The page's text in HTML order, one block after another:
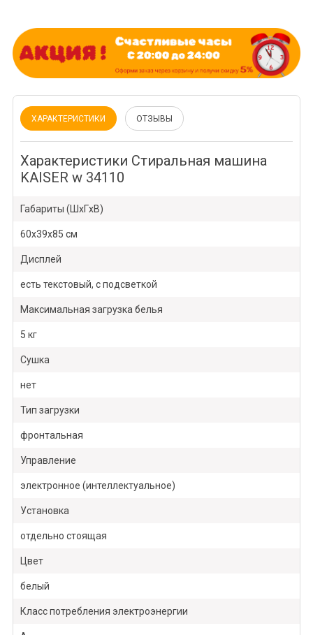
ХАРАКТЕРИСТИКИ ОТЗЫВЫ
Характеристики Стиральная машина
KAISER w 34110
Габариты (ШxГxВ)
60x39x85 см
Дисплей
есть текстовый, с подсветкой
Максимальная загрузка белья
5 кг
Сушка
нет
Тип загрузки
фронтальная
Управление
электронное (интеллектуальное)
Установка
отдельно стоящая
Цвет
белый
Класс потребления электроэнергии